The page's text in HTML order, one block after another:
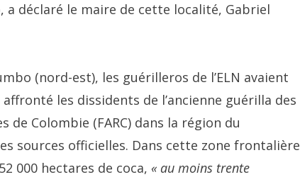
a déclaré le maire de cette localité, Gabriel
(nord-est), les guérilleros de l’ELN avaient
les dissidents de l’ancienne guérilla des
de Colombie (FARC) dans la région du
sources officielles. Dans cette zone frontalière
000 hectares de coca, « au moins trente